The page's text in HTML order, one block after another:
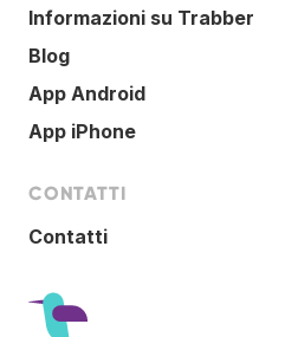
Informazioni su Trabber
Blog
App Android
App iPhone
CONTATTI
Contatti